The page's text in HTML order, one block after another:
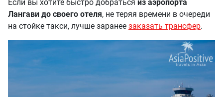
Если вы хотите быстро добраться из аэропорта
Лангави до своего отеля, не теряя времени в очереди
на стойке такси, лучше заранее заказать трансфер.